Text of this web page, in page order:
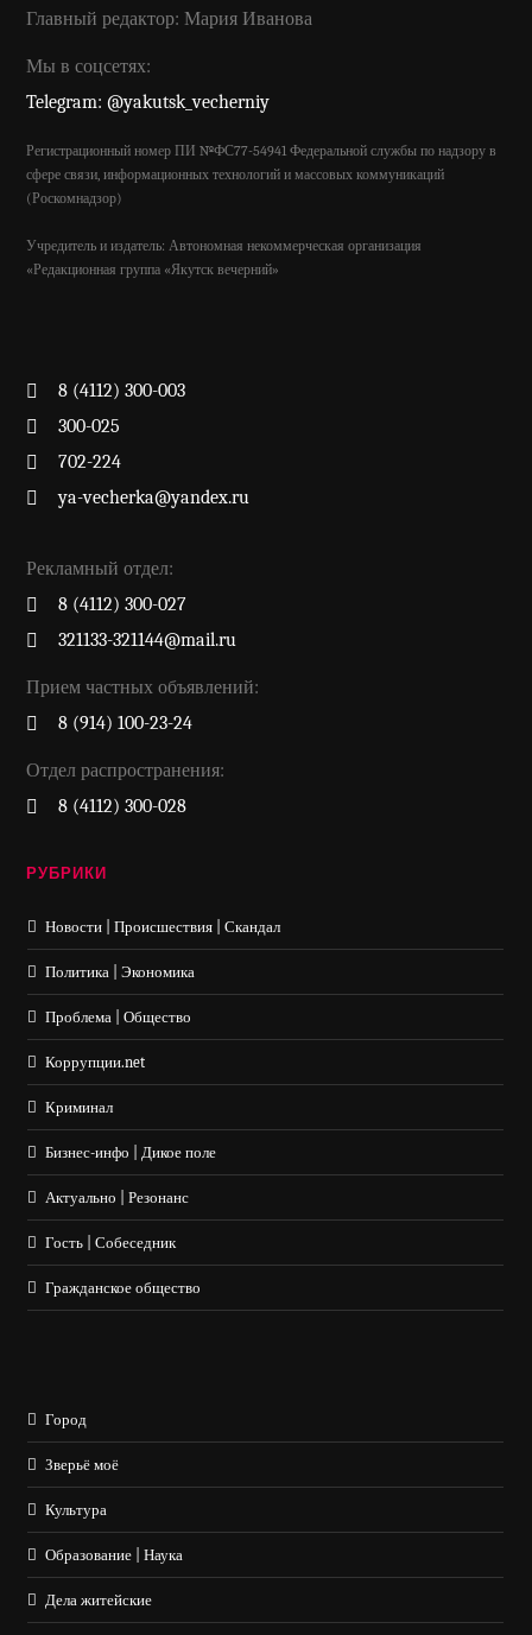
Главный редактор: Мария Иванова
Мы в соцсетях:
Telegram: @yakutsk_vecherniy
Регистрационный номер ПИ №ФС77-54941 Федеральной службы по надзору в
сфере связи, информационных технологий и массовых коммуникаций
(Роскомнадзор)
Учредитель и издатель: Автономная некоммерческая организация
«Редакционная группа «Якутск вечерний»
8 (4112) 300-003
300-025
702-224
ya-vecherka@yandex.ru
Рекламный отдел:
8 (4112) 300-027
321133-321144@mail.ru
Прием частных объявлений:
8 (914) 100-23-24
Отдел распространения:
8 (4112) 300-028
РУБРИКИ
Новости | Происшествия | Скандал
Политика | Экономика
Проблема | Общество
Коррупции.net
Криминал
Бизнес-инфо | Дикое поле
Актуально | Резонанс
Гость | Собеседник
Гражданское общество
Город
Зверьё моё
Культура
Образование | Наука
Дела житейские